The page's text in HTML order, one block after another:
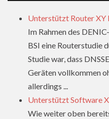
Unterstützt Router XY
Im Rahmen des
BSI eine Routerstudie
Studie war, dass
Geräten vollkommen
allerdings ...
Unterstützt Software
Wie weiter oben